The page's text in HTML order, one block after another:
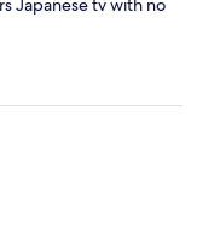
Japanese tv with no